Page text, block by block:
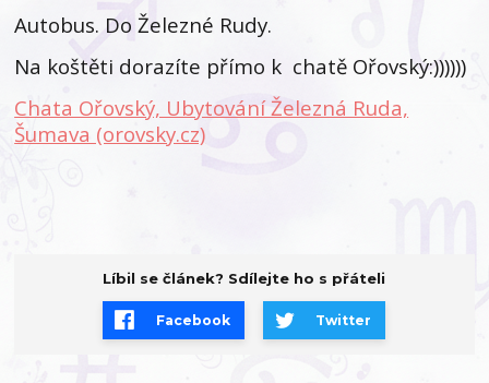
Autobus. Do Železné Rudy.
Na koštěti dorazíte přímo k chatě Ořovský:))))))
Chata Ořovský, Ubytování Železná Ruda,
Šumava (orovsky.cz)
Líbil se článek? Sdílejte ho s přáteli
Facebook Twitter